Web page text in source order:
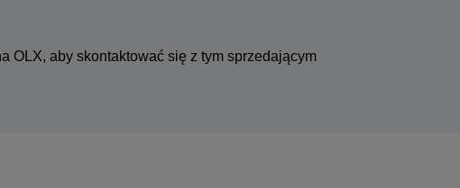
OLX, aby skontaktować się z tym sprzedającym